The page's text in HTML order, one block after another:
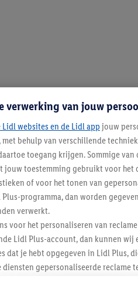
verwerking van jouw
websites en de Lidl app jouw
behulp van verschillende
toegang krijgen. Sommige
jouw toestemming gebruikt voor
of voor het tonen van
programma, dan worden
verwerkt.
voor het personaliseren van
Lidl Plus-account, dan kunnen wij
dat je hebt opgegeven in Lidl Plus,
gepersonaliseerde reclame